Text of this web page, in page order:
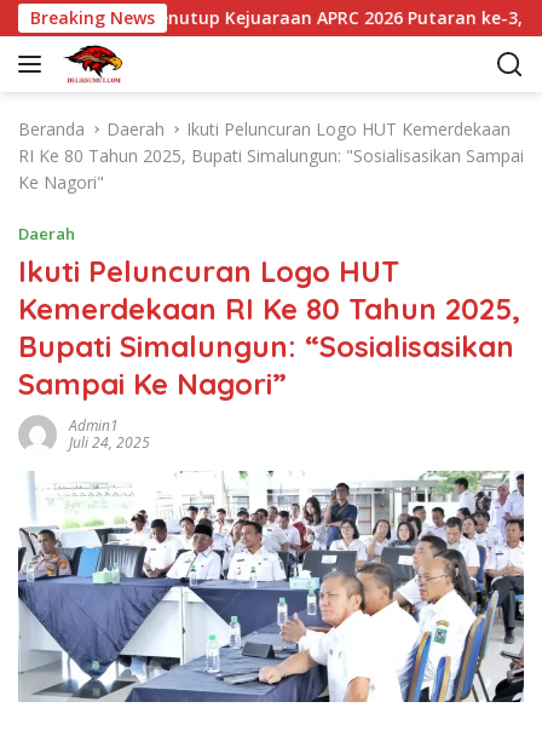
a
Breaking News
Resmi Menutup Kejuaraan APRC 2026 Putaran ke-3, Musa
Beranda Daerah
Ikuti Peluncuran Logo HUT Kemerdekaan
RI Ke 80 Tahun 2025, Bupati Simalungun: "Sosialisasikan Sampai
Ke Nagori"
Daerah
Ikuti Peluncuran Logo HUT
Kemerdekaan RI Ke 80 Tahun 2025,
Bupati Simalungun: “Sosialisasikan
Sampai Ke Nagori”
Admin1
Juli 24, 2025